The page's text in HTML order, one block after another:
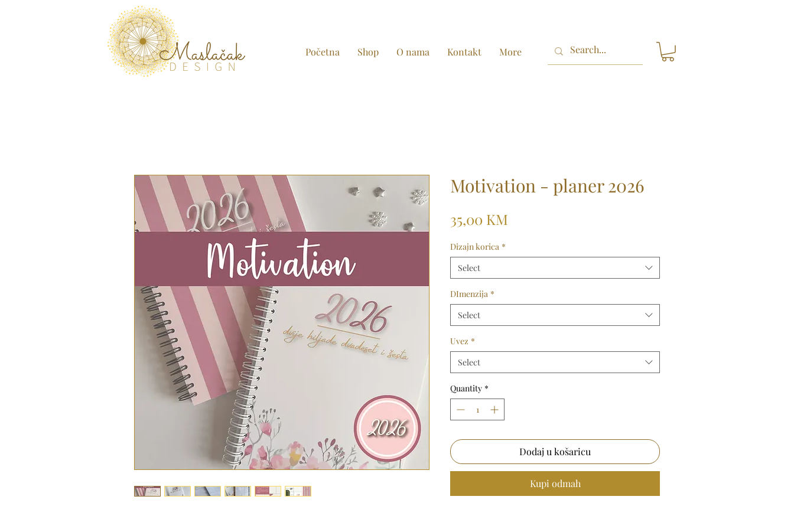
Početna Shop O nama Kontakt More
Motivation - planer 2026
35,00 KM
Dizajn korica *
Select
DImenzija *
Select
Uvez *
Select
Quantity *
Dodaj u košaricu
Kupi odmah